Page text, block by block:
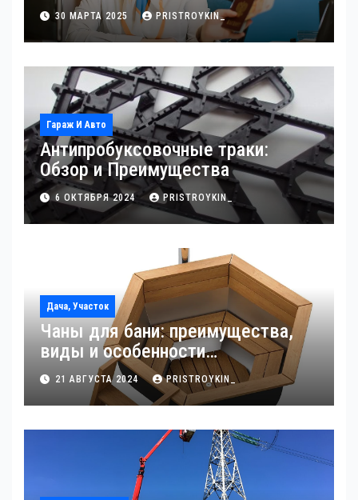
30 МАРТА 2025 PRISTROYKIN_
Гараж И Авто
Антипробуксовочные траки:
Обзор и Преимущества
6 ОКТЯБРЯ 2024 PRISTROYKIN_
Дача, Участок
Чаны для бани: преимущества,
виды и особенности
использования
21 АВГУСТА 2024 PRISTROYKIN_